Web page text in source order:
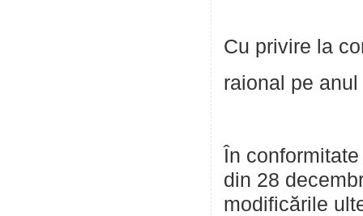
Cu privire la
raional pe
În
din 28
modificările